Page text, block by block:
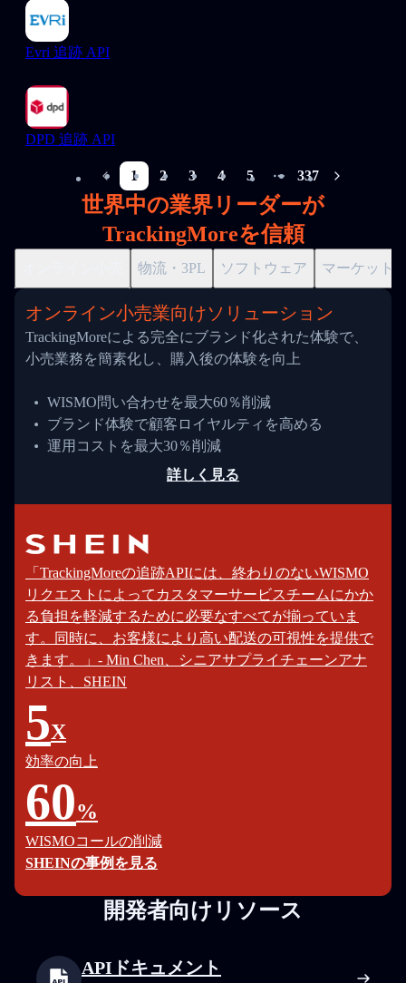
Evri 追跡 API
DPD 追跡 API
1 2 3 4 5
More pages
337
世界中の業界リーダーが
TrackingMoreを信頼
物流・3PL ソフトウェア マーケット
オンライン小売業向けソリューション
TrackingMoreによる完全にブランド化された体験で、
小売業務を簡素化し、購入後の体験を向上
WISMO問い合わせを最大60％削減
ブランド体験で顧客ロイヤルティを高める
運用コストを最大30％削減
詳しく見る
「TrackingMoreの追跡APIには、終わりのないWISMO
リクエストによってカスタマーサービスチームにかか
る負担を軽減するために必要なすべてが揃っていま
す。同時に、お客様により高い配送の可視性を提供で
きます。」- Min Chen、シニアサプライチェーンアナ
リスト、SHEIN
5X
効率の向上
60%
WISMOコールの削減
SHEINの事例を見る
開発者向けリソース
APIドキュメント